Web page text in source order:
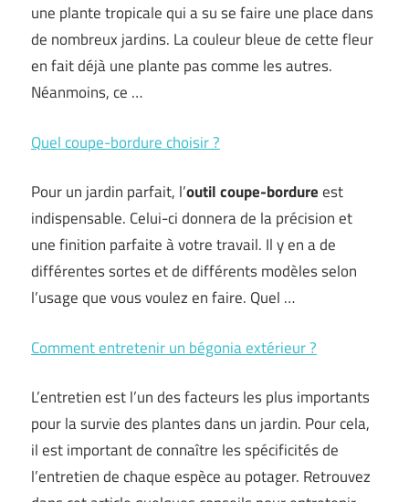
une plante tropicale qui a su se faire une place dans
de nombreux jardins. La couleur bleue de cette fleur
en fait déjà une plante pas comme les autres.
Néanmoins, ce …
Quel coupe-bordure choisir ?
Pour un jardin parfait, l’outil coupe-bordureest
indispensable. Celui-ci donnera de la précision et
une finition parfaite à votre travail. Il y en a de
différentes sortes et de différents modèles selon
l’usage que vous voulez en faire. Quel …
Comment entretenir un bégonia extérieur ?
L’entretien est l’un des facteurs les plus importants
pour la survie des plantes dans un jardin. Pour cela,
il est important de connaître les spécificités de
l’entretien de chaque espèce au potager. Retrouvez